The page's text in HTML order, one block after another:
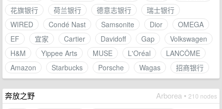
花旗银行
荷兰银行 德意志银行
瑞士银行
WIRED
Condé Nast Samsonite Dior
OMEGA
EF
宜家 Cartier Davidoff Gap
Volkswagen
H&M
Yippee Arts MUSE L'Oréal
LANCÔME
Amazon
Starbucks Porsche Wagas 招商银行
奔放之野 Arborea • 210 nodes